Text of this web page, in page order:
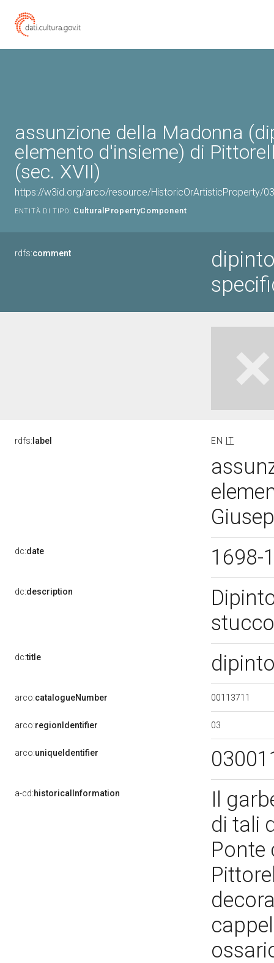
assunzione della Madonna
elemento d'insieme) di
(sec. XVII)
https://w3id.org/arco/resource/HistoricOrArtisticProperty/
ENTITÀ DI TIPO: CulturalPropertyComponent
rdfs:comment
rdfs: label EN IT
dc:date 1698-
dc:description
dc:title
arco:catalogueNumber 00113711
arco:regionIdentifier 03
arco:uniqueIdentifier
a-cd:historicalInformation
Il
di tali
Ponte